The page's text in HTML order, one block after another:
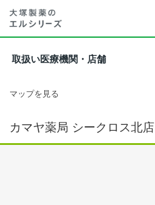
取扱い医療機関・店舗
マップを見る
カマヤ薬局 シークロス北店